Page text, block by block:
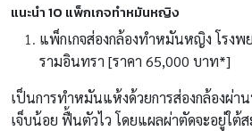
แนะนำ 10 แพ็กเกจทำหมันหญิง
แพ็กเกจส่องกล้องทำหมันหญิง โรง
รามอินทรา [ราคา 65,000 บาท*]
เป็นการทำหมันแห้งด้วยการส่องกล้องผ่า
เจ็บน้อย ฟื้นตัวไว โดยแผลผ่าตัดจะอยู่ใต้